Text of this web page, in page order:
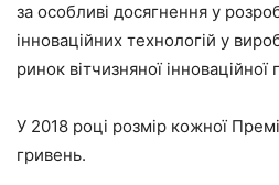
за особливі досягнення у
інноваційних технологій у
ринок вітчизняної інноваційної
У 2018 році розмір кожної
гривень.